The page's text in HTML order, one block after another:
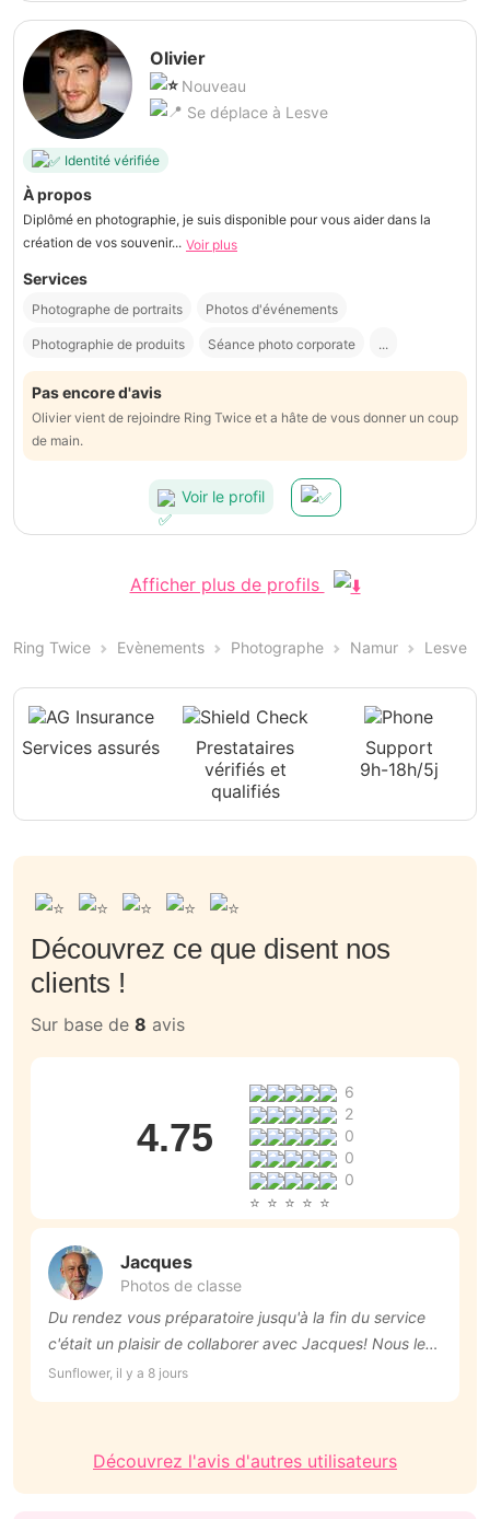
Olivier
Nouveau
Se déplace à Lesve
Identité vérifiée
À propos
Diplômé en photographie, je suis disponible pour vous aider dans la
création de vos souvenir... Voir plus
Services
Photographe de portraits Photos d'événements
Photographie de produits Séance photo corporate ...
Pas encore d'avis
Olivier vient de rejoindre Ring Twice et a hâte de vous donner un coup
de main.
Voir le profil
Afficher plus de profils
Ring Twice Evènements Photographe Namur Lesve
Services assurés
Prestataires
vérifiés et
qualifiés
Support
9h-18h/5j
Découvrez ce que disent nos
clients !
Sur base de 8 avis
4.75
6
2
0
0
0
Jacques
Photos de classe
Du rendez vous préparatoire jusqu'à la fin du service
c'était un plaisir de collaborer avec Jacques! Nous le
recommandons vivement.
Sunflower, il y a 8 jours
Découvrez l'avis d'autres utilisateurs